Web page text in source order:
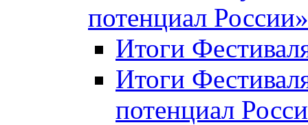
потенциал России»
Итоги
Итоги
потенциал